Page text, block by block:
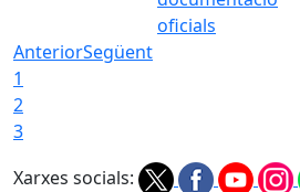
oficials
AnteriorSegüent
1
2
3
Xarxes socials: